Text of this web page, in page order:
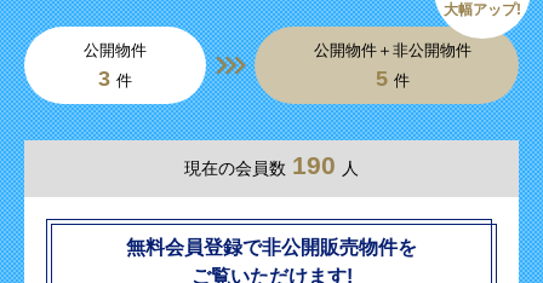
公開物件
3 件
公開物件＋非公開物件
5 件
大幅アップ!
現在の会員数 190 人
無料会員登録で非公開販売物件を
ご覧いただけます!